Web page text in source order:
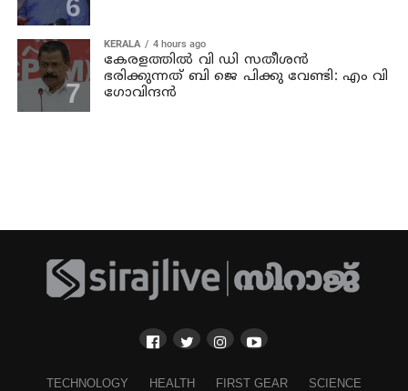
KERALA 4 hours ago
കേരളത്തില്‍ വി ഡി സതീശന്‍
ഭരിക്കുന്നത് ബി ജെ പിക്കു വേണ്ടി: എം വി
ഗോവിന്ദന്‍
TECHNOLOGY HEALTH FIRST GEAR SCIENCE